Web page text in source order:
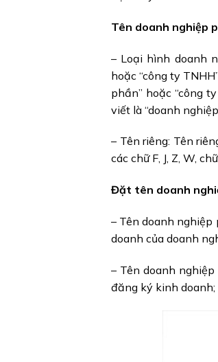
Tên doanh nghiệp
– Loại hình doanh
hoặc “công ty
phần” hoặc “công
viết là “doanh
– Tên riêng: Tên
các chữ F, J, Z, W,
Đặt tên doanh
– Tên doanh
doanh của doanh
– Tên doanh
đăng ký kinh doanh;